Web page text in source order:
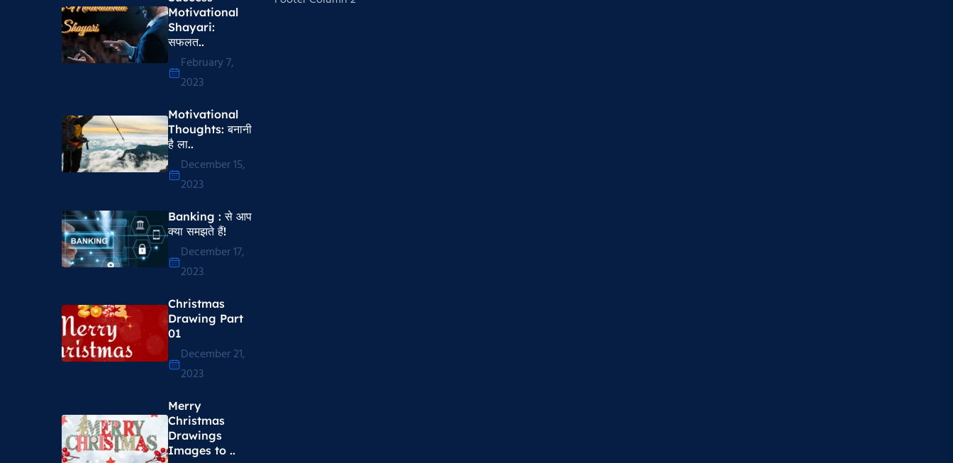
Motivational
Shayari​:
सफलत..
February 7,
2023
Motivational
Thoughts​: बनानी
है ला..
December 15,
2023
Banking : से आप
क्या समझते हैं!
December 17,
2023
Christmas
Drawing Part
01
December 21,
2023
Merry
Christmas
Drawings
Images to ..